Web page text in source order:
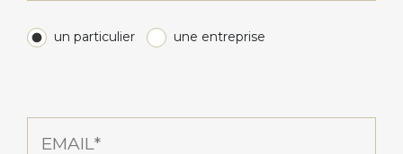
un particulier une entreprise